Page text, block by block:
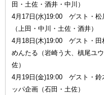
田・土佐・酒井・中川）
4月17日(水)19:00 ゲスト・松
（上田・中川・土佐・酒井）
4月18日(木)19:00 ゲスト・田
めんたる（岩崎う大、槙尾ユ
佐）
4月19日(金)19:00 ゲスト・鈴
ッパ企画（石田・土佐）